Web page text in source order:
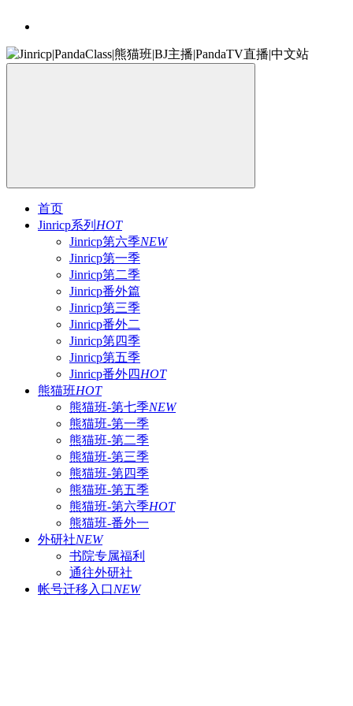
首页
Jinricp系列 HOT
Jinricp第六季NEW
Jinricp第一季
Jinricp第二季
Jinricp番外篇
Jinricp第三季
Jinricp番外二
Jinricp第四季
Jinricp第五季
Jinricp番外四HOT
熊猫班HOT
熊猫班-第七季NEW
熊猫班-第一季
熊猫班-第二季
熊猫班-第三季
熊猫班-第四季
熊猫班-第五季
熊猫班-第六季HOT
熊猫班-番外一
外研社NEW
书院专属福利
通往外研社
帐号迁移入口NEW